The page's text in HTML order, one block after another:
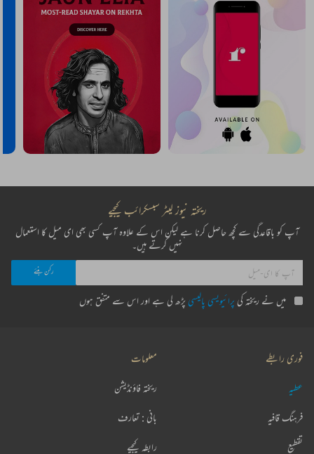
ریختہ نیوز لیٹر سبسکرائب کیجیے
آپ کو باقاعدگی سے کچھ حاصل کرنا ہے لیکن اس کے علاوہ آپ کسی بھی ای میل کا استعمال
نہیں کرتے ہیں۔
میں نے ریختہ کی پرائیویسی پالیسی پڑھ لی ہے اور اس سے متفق ہوں
فوری رابطے
عطیہ
فرہنگ قافیہ
تقطیع
معلومات
ریختہ فاؤنڈیشن
بانی : تعارف
رابطہ کیجیے